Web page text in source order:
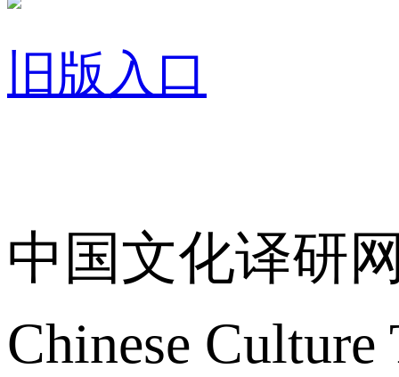
旧版入口
中国文化译研
Chinese